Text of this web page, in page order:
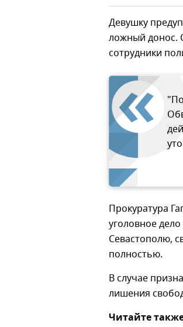
Девушку
ложный донос.
сотрудники
Прокуратура
уголовное
Севастополю,
полностью.
В случае
лишения
Читайте